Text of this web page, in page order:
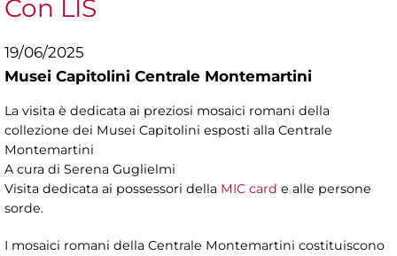
Con LIS
19/06/2025
Musei Capitolini Centrale Montemartini
La visita è dedicata ai preziosi mosaici romani della
collezione dei Musei Capitolini esposti alla Centrale
Montemartini
A cura di Serena Guglielmi
Visita dedicata ai possessori della MIC card e alle persone
sorde.
I mosaici romani della Centrale Montemartini costituiscono